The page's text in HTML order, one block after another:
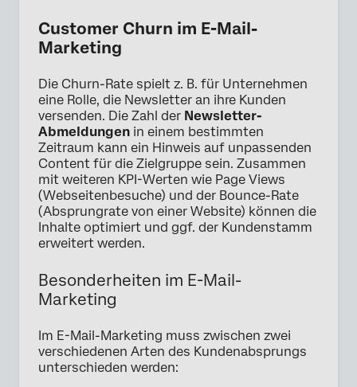
Customer Churn im E-Mail-
Marketing
Die Churn-Rate spielt z. B. für Unternehmen
eine Rolle, die Newsletter an ihre Kunden
versenden. Die Zahl der Newsletter-
Abmeldungen in einem bestimmten
Zeitraum kann ein Hinweis auf unpassenden
Content für die Zielgruppe sein. Zusammen
mit weiteren KPI-Werten wie Page Views
(Webseitenbesuche) und der Bounce-Rate
(Absprungrate von einer Website) können die
Inhalte optimiert und ggf. der Kundenstamm
erweitert werden.
Besonderheiten im E-Mail-
Marketing
Im E-Mail-Marketing muss zwischen zwei
verschiedenen Arten des Kundenabsprungs
unterschieden werden: